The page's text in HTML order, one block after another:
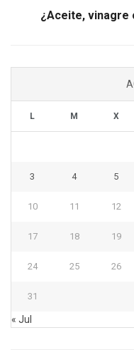
¿Aceite, vinagre
L M X
3 4 5
10 11 12
17 18 19
24 25 26
31
« Jul